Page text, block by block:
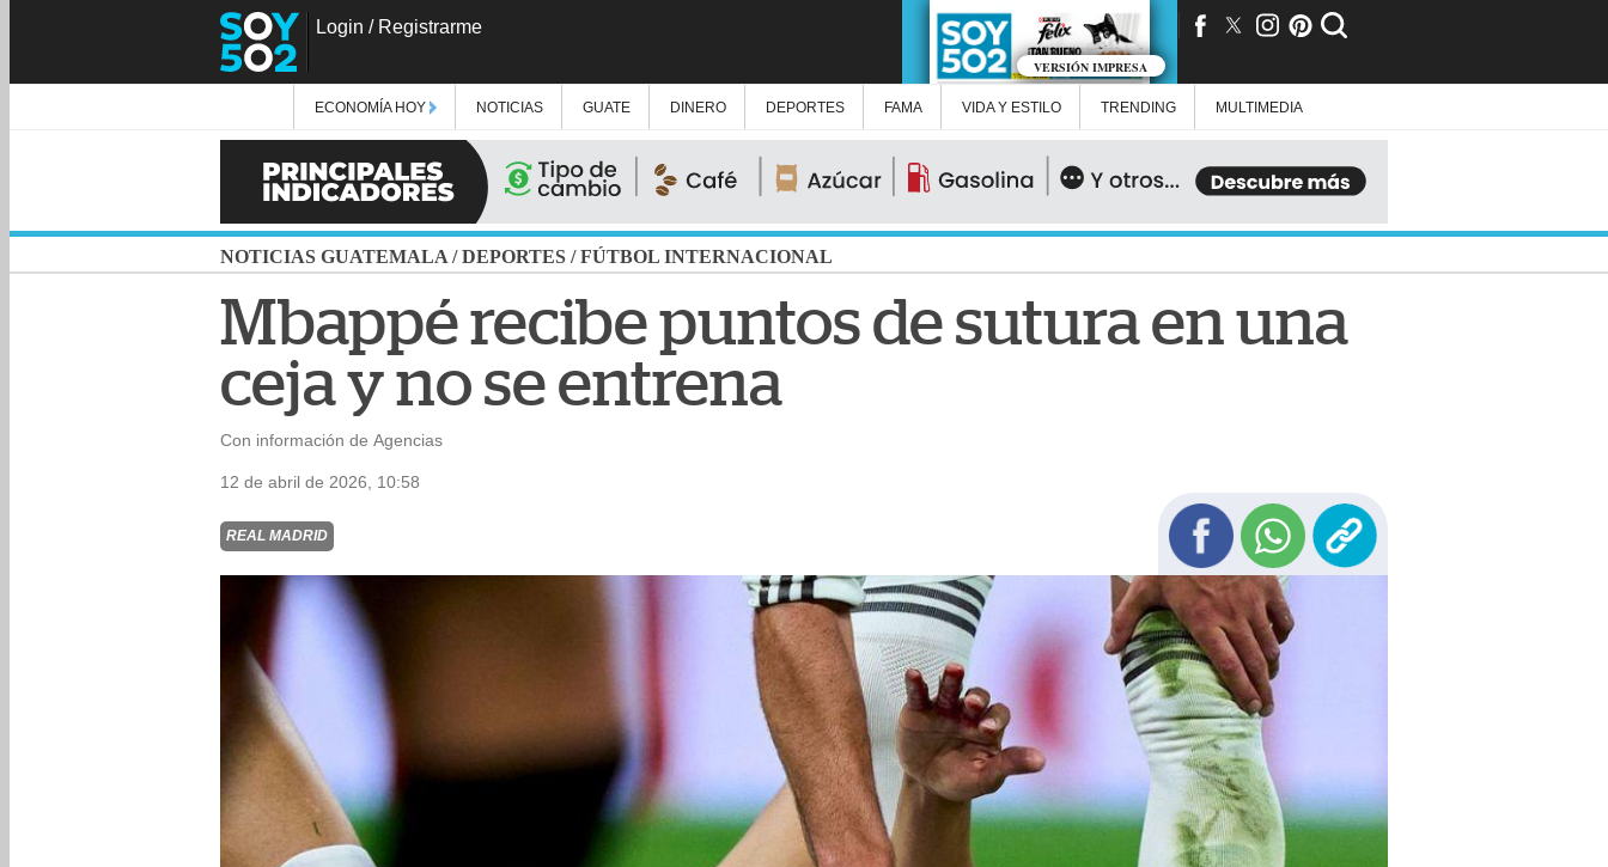
Login / Registrarme
VERSIÓN IMPRESA
ECONOMÍA HOY NOTICIAS GUATE DINERO DEPORTES FAMA VIDA Y ESTILO TRENDING MULTIMEDIA
NOTICIAS GUATEMALA /DEPORTES /FÚTBOL INTERNACIONAL
Mbappé recibe puntos de sutura en una
ceja y no se entrena
Con información de Agencias
12 de abril de 2026, 10:58
REAL MADRID